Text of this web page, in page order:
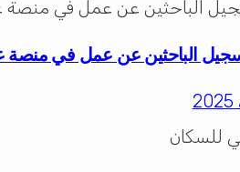
الباحثين عن عمل في منصة